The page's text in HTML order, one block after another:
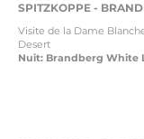
SPITZKOPPE -
Visite de la Dame
Desert
Nuit: Brandberg White